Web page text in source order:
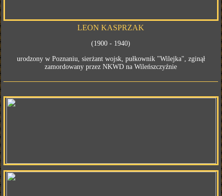
LEON KASPRZAK
(1900 - 1940)
urodzony w Poznaniu, sierżant wojsk, pułkownik "Wilejka", zginął
zamordowany przez NKWD na Wileńszczyźnie